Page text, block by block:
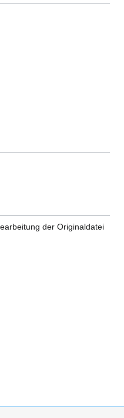
der Originaldatei